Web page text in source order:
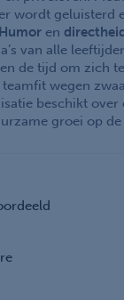
wordt geluisterd
Humor en
van alle
de tijd om zich te
wegen
beschikt over
groei op